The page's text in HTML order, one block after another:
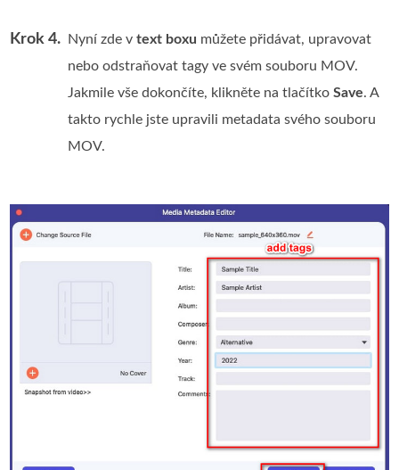
Krok 4. Nyní zde vtext boxu můžete přidávat, upravovat
nebo odstraňovat tagy ve svém souboru MOV.
Jakmile vše dokončíte, klikněte na tlačítkoSave. A
takto rychle jste upravili metadata svého souboru
MOV.